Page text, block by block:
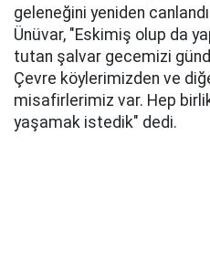
geleneğini yeniden
Ünüvar, "Eskimiş olup da
tutan şalvar gecemizi
Çevre köylerimizden ve
misafirlerimiz var. Hep
yaşamak istedik" dedi.